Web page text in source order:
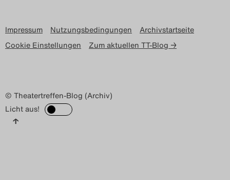
Impressum Nutzungsbedingungen
Archivstartseite
Cookie Einstellungen
Zum aktuellen TT-Blog →
© Theatertreffen-Blog (Archiv)
Licht aus!
↑